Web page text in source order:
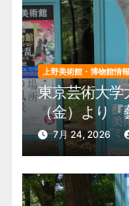
上野美術館・博物館情報
東京芸術大
（金）より
の夏、藝大
園 美術館・
7月 24, 2026